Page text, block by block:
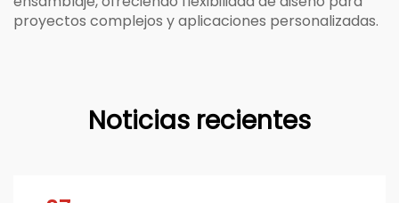
proyectos complejos y aplicaciones personalizadas.
Noticias recientes